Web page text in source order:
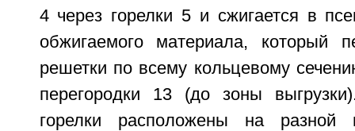
4 через горелки 5 и сжигается в
обжигаемого материала, который
решетки по всему кольцевому
перегородки 13 (до зоны
горелки расположены на